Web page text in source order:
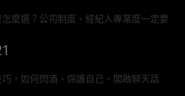
麼選？公司制度、經紀人專業度一定要
，如何閃酒、保護自己、開啟聊天話